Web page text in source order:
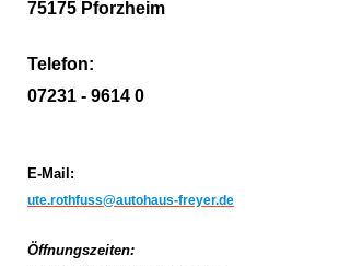
75175 Pforzheim
Telefon:
07231 - 9614 0
E-Mail:
ute.rothfuss@autohaus-freyer.de
Öffnungszeiten: